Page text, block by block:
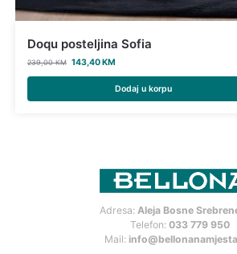
Doqu posteljina Sofia
239,00KM 143,40KM
Dodaj u korpu
Adresa: Aleja Bosne
Telefon: 033 779 950
Mail: